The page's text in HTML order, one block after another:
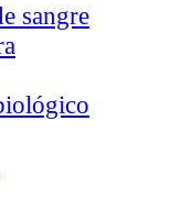
sangre